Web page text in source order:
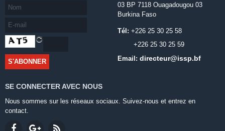
03 BP 7118 Ouagadougou 03
Burkina Faso
Tél: +226 25 30 25 58
+226 25 30 25 59
Email: directeur@issp.bf
SE CONNECTER AVEC NOUS
Nous sommes sur les réseaux sociaux. Suivez-nous et entrez en
contact.